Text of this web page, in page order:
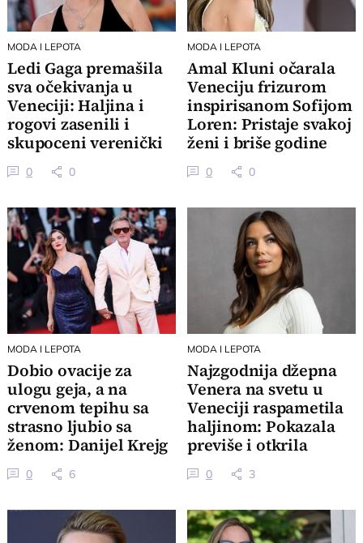
MODA I LEPOTA
Ledi Gaga premašila
sva očekivanja u
Veneciji: Haljina i
rogovi zasenili i
skupoceni verenički
prsten
0 0
MODA I LEPOTA
Amal Kluni očarala
Veneciju frizurom
inspirisanom Sofijom
Loren: Pristaje svakoj
ženi i briše godine
0 0
MODA I LEPOTA
Dobio ovacije za
ulogu geja, a na
crvenom tepihu sa
strasno ljubio sa
ženom: Danijel Krejg
neprepoznatljiv
0 6
MODA I LEPOTA
Najzgodnija džepna
Venera na svetu u
Veneciji raspametila
haljinom: Pokazala
previše i otkrila
najveći adut
0 3